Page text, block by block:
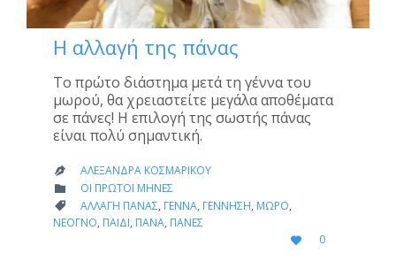
Η αλλαγή της πάνας
Το πρώτο διάστημα μετά τη γέννα του
μωρού, θα χρειαστείτε μεγάλα αποθέματα
σε πάνες! Η επιλογή της σωστής πάνας
είναι πολύ σημαντική.
 ΑΛΕΞΆΝΔΡΑ ΚΟΣΜΑΡΊΚΟΥ
 CATEGORY
ΟΙ ΠΡΏΤΟΙ ΜΉΝΕΣ
 CATEGORY
ΑΛΛΑΓΉ ΠΆΝΑΣ, ΓΈΝΝΑ, ΓΈΝΝΗΣΗ, ΜΩΡΌ,
ΝΕΟΓΝΌ, ΠΑΙΔΊ, ΠΆΝΑ, ΠΆΝΕΣ

LOVE
IT
0